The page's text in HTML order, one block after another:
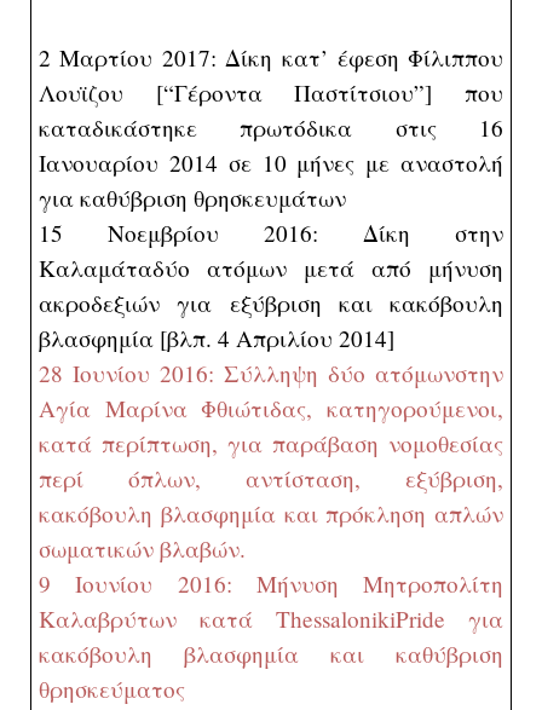
2 Μαρτίου 2017: Δίκη κατ’ έφεση Φίλιππου
Λουϊζου [“Γέροντα Παστίτσιου”] που
καταδικάστηκε πρωτόδικα στις 16
Ιανουαρίου 2014 σε 10 μήνες με αναστολή
για καθύβριση θρησκευμάτων
15 Νοεμβρίου 2016: Δίκη στην
Καλαμάταδύο ατόμων μετά από μήνυση
ακροδεξιών για εξύβριση και κακόβουλη
βλασφημία [βλπ. 4 Απριλίου 2014]
28 Ιουνίου 2016: Σύλληψη δύο ατόμωνστην
Αγία Μαρίνα Φθιώτιδας, κατηγορούμενοι,
κατά περίπτωση, για παράβαση νομοθεσίας
περί όπλων, αντίσταση, εξύβριση,
κακόβουλη βλασφημία και πρόκληση απλών
σωματικών βλαβών.
9 Ιουνίου 2016: Μήνυση Μητροπολίτη
Καλαβρύτων κατάThessalonikiPride για
κακόβουλη βλασφημία και καθύβριση
θρησκεύματος